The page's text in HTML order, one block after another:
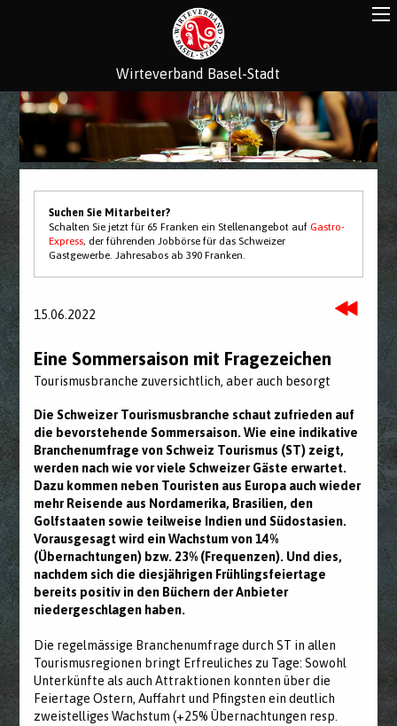
Wirteverband Basel-Stadt
Suchen Sie Mitarbeiter?
Schalten Sie jetzt für 65 Franken ein Stellenangebot aufGastro-
Express, der führenden Jobbörse für das Schweizer
Gastgewerbe. Jahresabos ab 390 Franken.
15.06.2022
Eine Sommersaison mit Fragezeichen
Tourismusbranche zuversichtlich, aber auch besorgt
Die Schweizer Tourismusbranche schaut zufrieden auf
die bevorstehende Sommersaison. Wie eine indikative
Branchenumfrage von Schweiz Tourismus (ST) zeigt,
werden nach wie vor viele Schweizer Gäste erwartet.
Dazu kommen neben Touristen aus Europa auch wieder
mehr Reisende aus Nordamerika, Brasilien, den
Golfstaaten sowie teilweise Indien und Südostasien.
Vorausgesagt wird ein Wachstum von 14%
(Übernachtungen) bzw. 23% (Frequenzen). Und dies,
nachdem sich die diesjährigen Frühlingsfeiertage
bereits positiv in den Büchern der Anbieter
niedergeschlagen haben.
Die regelmässige Branchenumfrage durch ST in allen
Tourismusregionen bringt Erfreuliches zu Tage: Sowohl
Unterkünfte als auch Attraktionen konnten über die
Feiertage Ostern, Auffahrt und Pfingsten ein deutlich
zweistelliges Wachstum (+25% Übernachtungen resp.